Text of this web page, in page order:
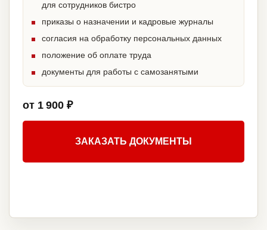
для сотрудников бистро
приказы о назначении и кадровые журналы
согласия на обработку персональных данных
положение об оплате труда
документы для работы с самозанятыми
от 1 900 ₽
ЗАКАЗАТЬ ДОКУМЕНТЫ